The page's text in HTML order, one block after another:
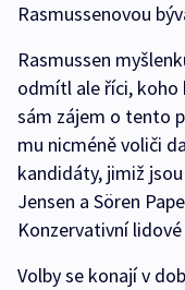
Rasmussenovou
Rasmussen
odmítl ale říci, koho
sám zájem o tento
mu nicméně voliči
kandidáty, jimiž
Jensen a Sören
Konzervativní
Volby se konají v